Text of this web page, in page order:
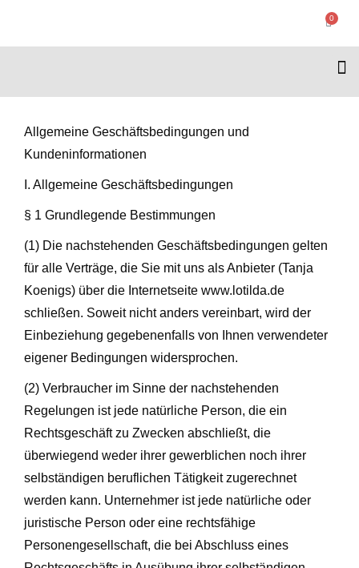
0
Allgemeine Geschäftsbedingungen und
Kundeninformationen
I. Allgemeine Geschäftsbedingungen
§ 1 Grundlegende Bestimmungen
(1) Die nachstehenden Geschäftsbedingungen gelten
für alle Verträge, die Sie mit uns als Anbieter (Tanja
Koenigs) über die Internetseite www.lotilda.de
schließen. Soweit nicht anders vereinbart, wird der
Einbeziehung gegebenenfalls von Ihnen verwendeter
eigener Bedingungen widersprochen.
(2) Verbraucher im Sinne der nachstehenden
Regelungen ist jede natürliche Person, die ein
Rechtsgeschäft zu Zwecken abschließt, die
überwiegend weder ihrer gewerblichen noch ihrer
selbständigen beruflichen Tätigkeit zugerechnet
werden kann. Unternehmer ist jede natürliche oder
juristische Person oder eine rechtsfähige
Personengesellschaft, die bei Abschluss eines